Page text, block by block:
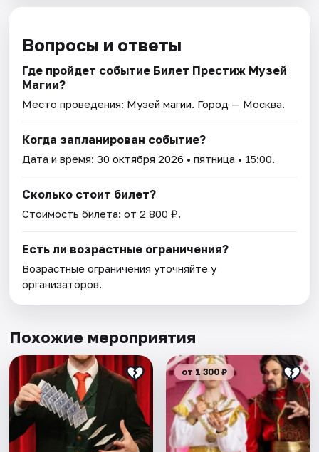
Вопросы и ответы
Где пройдет событие Билет Престиж Музей
Магии?
Место проведения: Музей магии. Город — Москва.
Когда запланирован событие?
Дата и время:30 октября 2026 • пятница • 15:00.
Сколько стоит билет?
Стоимость билета: от 2 800 ₽.
Есть ли возрастные ограничения?
Возрастные ограничения уточняйте у
организаторов.
Похожие мероприятия
от 1 300 ₽